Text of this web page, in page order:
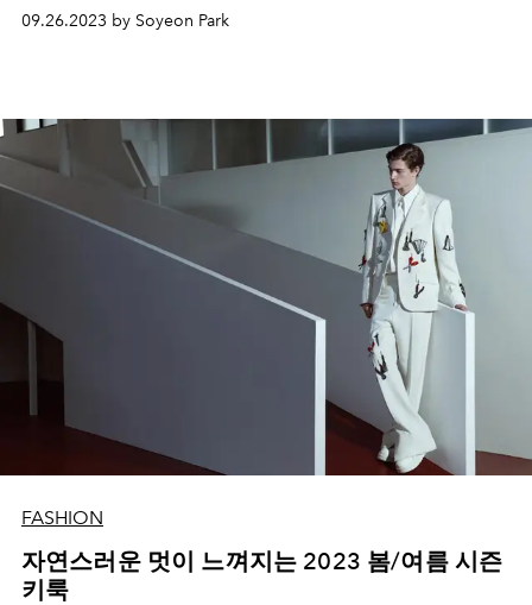
09.26.2023 by Soyeon Park
FASHION
자연스러운 멋이 느껴지는 2023 봄/여름 시즌
키룩